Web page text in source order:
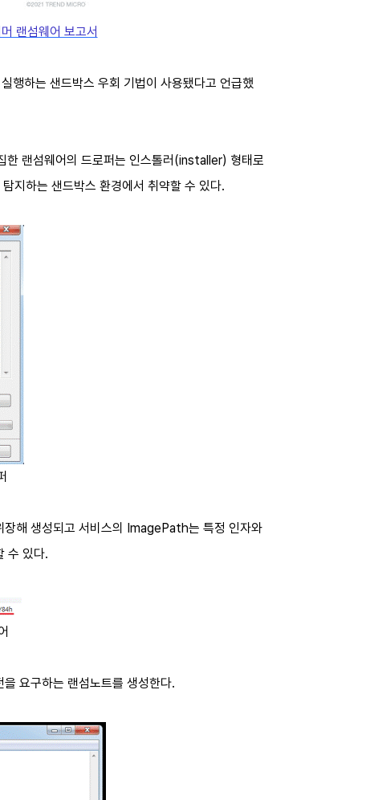
랜섬웨어 보고서
행하는 샌드박스 우회 기법이 사용됐다고 언급했
한 랜섬웨어의 드로퍼는 인스톨러(installer) 형태로
지하는 샌드박스 환경에서 취약할 수 있다.
장해 생성되고 서비스의 ImagePath는 특정 인자와
수 있다.
요구하는 랜섬노트를 생성한다.